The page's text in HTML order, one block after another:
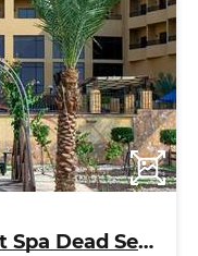
Grand East Hotel - Resort Spa Dead Sea 4*